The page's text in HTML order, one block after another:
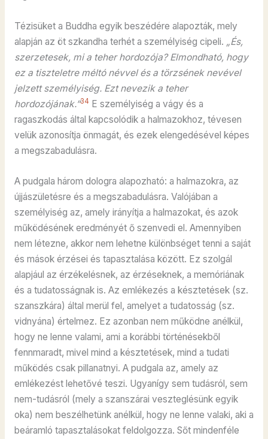
Tézisüket a Buddha egyik beszédére alapozták, mely
alapján az öt szkandha terhét a személyiség cipeli. „És,
szerzetesek, mi a teher hordozója? Elmondható, hogy
ez a tiszteletre méltó névvel és a törzsének nevével
jelzett személyiség. Ezt nevezik a teher
hordozójának.”34 E személyiség a vágy és a
ragaszkodás által kapcsolódik a halmazokhoz, tévesen
velük azonosítja önmagát, és ezek elengedésével képes
a megszabadulásra.
A pudgala három dologra alapozható: a halmazokra, az
újjászületésre és a megszabadulásra. Valójában a
személyiség az, amely irányítja a halmazokat, és azok
működésének eredményét ő szenvedi el. Amennyiben
nem létezne, akkor nem lehetne különbséget tenni a saját
és mások érzései és tapasztalása között. Ez szolgál
alapjául az érzékelésnek, az érzéseknek, a memóriának
és a tudatosságnak is. Az emlékezés a késztetések (sz.
szanszkára) által merül fel, amelyet a tudatosság (sz.
vidnyána) értelmez. Ez azonban nem működne anélkül,
hogy ne lenne valami, ami a korábbi történésekből
fennmaradt, mivel mind a késztetések, mind a tudati
működés csak pillanatnyi. A pudgala az, amely az
emlékezést lehetővé teszi. Ugyanígy sem tudásról, sem
nem-tudásról (mely a szanszárai veszteglésünk egyik
oka) nem beszélhetünk anélkül, hogy ne lenne valaki, aki a
beáramló tapasztalásokat feldolgozza. Sőt mindenféle